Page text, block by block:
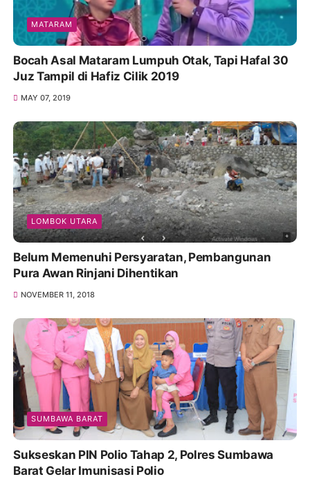
MATARAM
Bocah Asal Mataram Lumpuh Otak, Tapi Hafal 30
Juz Tampil di Hafiz Cilik 2019
MAY 07, 2019
LOMBOK UTARA
Belum Memenuhi Persyaratan, Pembangunan
Pura Awan Rinjani Dihentikan
NOVEMBER 11, 2018
SUMBAWA BARAT
Sukseskan PIN Polio Tahap 2, Polres Sumbawa
Barat Gelar Imunisasi Polio